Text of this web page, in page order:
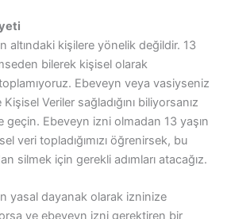
altındaki kişilere yönelik değildir. 13
bilerek kişisel olarak
Ebeveyn veya vasiyseniz
Veriler sağladığını biliyorsanız
geçin. Ebeveyn izni olmadan 13 yaşın
veri topladığımızı öğrenirsek, bu
silmek için gerekli adımları atacağız.
yasal dayanak olarak izninize
ve ebeveyn izni gerektiren bir